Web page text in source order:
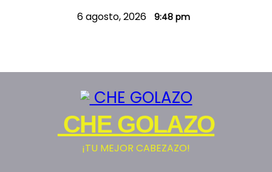
a
6 agosto, 2026 9:48 pm
CHE GOLAZO
¡TU MEJOR CABEZAZO!